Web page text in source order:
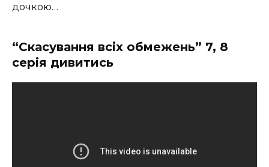
дочкою…
“Скасування всіх обмежень” 7, 8
серія дивитись